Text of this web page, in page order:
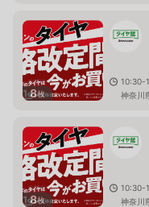
8枚
10:30-
神奈川
8枚
10:30-
神奈川